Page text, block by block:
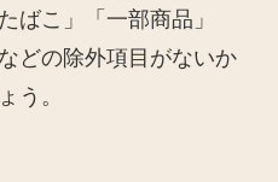
ばこ」「一部商品」
どの除外項目がないか
う。